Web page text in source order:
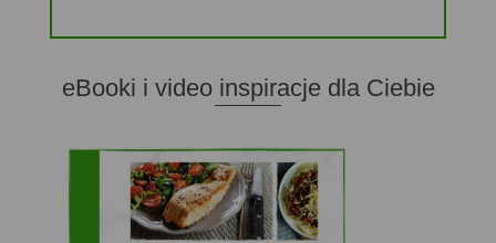
eBooki i video inspiracje dla Ciebie